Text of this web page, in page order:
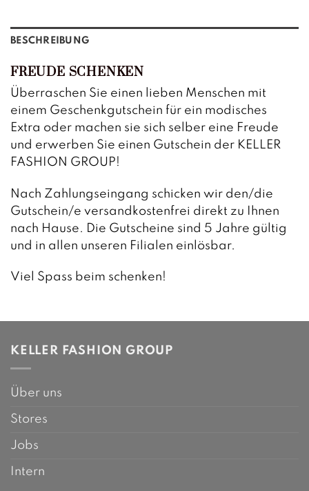
BESCHREIBUNG
FREUDE SCHENKEN
Überraschen Sie einen lieben Menschen mit
einem Geschenkgutschein für ein modisches
Extra oder machen sie sich selber eine Freude
und erwerben Sie einen Gutschein der KELLER
FASHION GROUP!
Nach Zahlungseingang schicken wir den/die
Gutschein/e versandkostenfrei direkt zu Ihnen
nach Hause. Die Gutscheine sind 5 Jahre gültig
und in allen unseren Filialen einlösbar.
Viel Spass beim schenken!
KELLER FASHION GROUP
Über uns
Stores
Jobs
Intern